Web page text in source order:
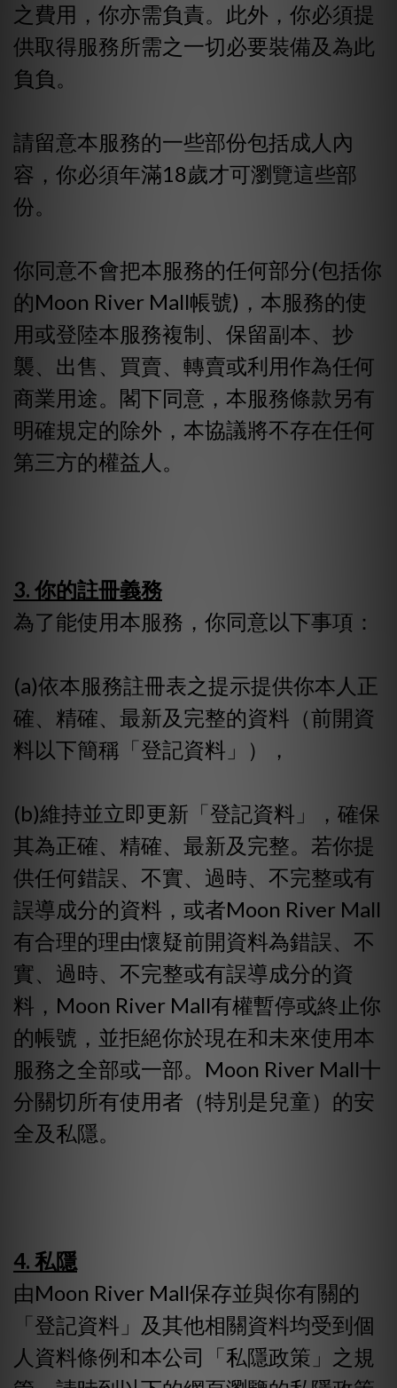
之費用，你亦需負責。此外，你必須提
供取得服務所需之一切必要裝備及為此
負負。
請留意本服務的一些部份包括成人內
容，你必須年滿18歲才可瀏覽這些部
份。
你同意不會把本服務的任何部分(包括你
的Moon River Mall帳號)，本服務的使
用或登陸本服務複制、保留副本、抄
襲、出售、買賣、轉賣或利用作為任何
商業用途。閣下同意，本服務條款另有
明確規定的除外，本協議將不存在任何
第三方的權益人。
3. 你的註冊義務
為了能使用本服務，你同意以下事項：
(a)依本服務註冊表之提示提供你本人正
確、精確、最新及完整的資料（前開資
料以下簡稱「登記資料」），
(b)維持並立即更新「登記資料」，確保
其為正確、精確、最新及完整。若你提
供任何錯誤、不實、過時、不完整或有
誤導成分的資料，或者Moon River Mall
有合理的理由懷疑前開資料為錯誤、不
實、過時、不完整或有誤導成分的資
料，Moon River Mall有權暫停或終止你
的帳號，並拒絕你於現在和未來使用本
服務之全部或一部。Moon River Mall十
分關切所有使用者（特別是兒童）的安
全及私隱。
4. 私隱
由Moon River Mall保存並與你有關的
「登記資料」及其他相關資料均受到個
人資料條例和本公司「私隱政策」之規